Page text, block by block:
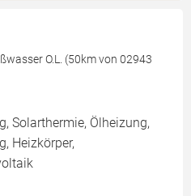
O.L. (50km von 02943
Solarthermie, Ölheizung,
Heizkörper,